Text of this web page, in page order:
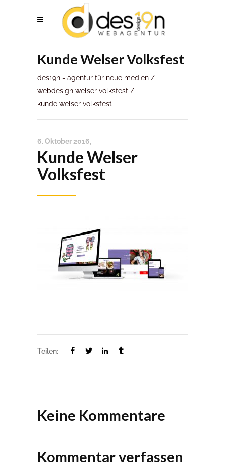
Kunde Welser Volksfest
des19n - agentur für neue medien /
webdesign welser volksfest /
kunde welser volksfest
6. Oktober 2016
Kunde Welser
Volksfest
Teilen:
Keine Kommentare
Kommentar verfassen